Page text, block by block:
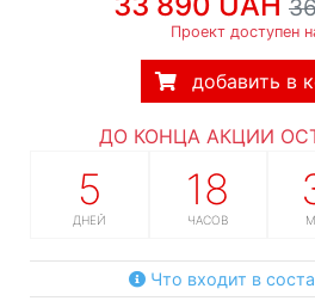
Проект доступен
добавить в
ДО КОНЦА АКЦИИ
5
ДНЕЙ
18
ЧАСОВ
Что входит в